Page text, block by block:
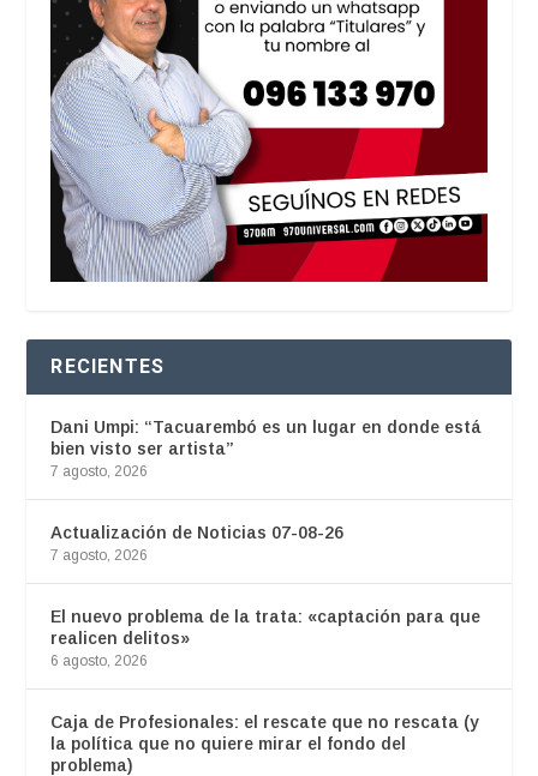
RECIENTES
Dani Umpi: “Tacuarembó es un lugar en donde está
bien visto ser artista”
7 agosto, 2026
Actualización de Noticias 07-08-26
7 agosto, 2026
El nuevo problema de la trata: «captación para que
realicen delitos»
6 agosto, 2026
Caja de Profesionales: el rescate que no rescata (y
la política que no quiere mirar el fondo del
problema)